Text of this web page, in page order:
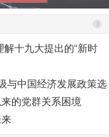
十九大提出的“新时
与中国经济发展政策选
的党群关系困境